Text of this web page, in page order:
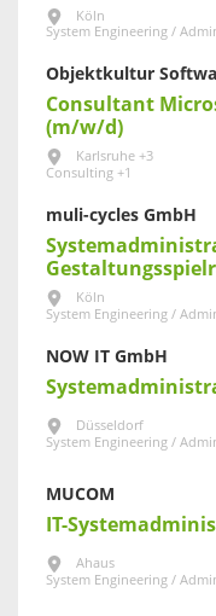
Köln
System Engineering /
Objektkultur
Consultant
(m/w/d)
Karlsruhe +3
Consulting +1
muli-cycles GmbH
Köln
System Engineering /
NOW IT GmbH
Düsseldorf
System Engineering /
MUCOM
IT-
Ahaus
System Engineering /